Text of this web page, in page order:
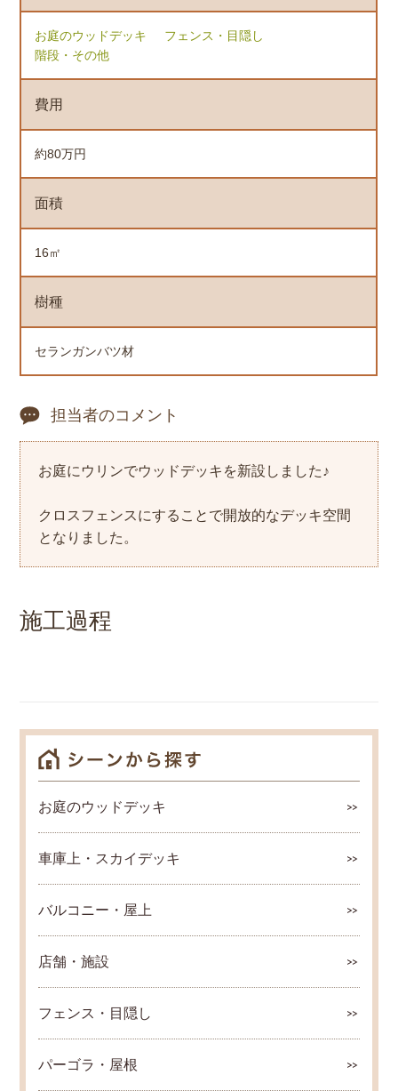
お庭のウッドデッキ
フェンス・目隠し
階段・その他
費用
約80万円
面積
16㎡
樹種
セランガンバツ材
担当者のコメント
お庭にウリンでウッドデッキを新設しました♪
クロスフェンスにすることで開放的なデッキ空間
となりました。
施工過程
お庭のウッドデッキ
車庫上・スカイデッキ
バルコニー・屋上
店舗・施設
フェンス・目隠し
パーゴラ・屋根